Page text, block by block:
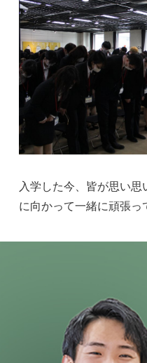
入学した今、皆が思い
に向かって一緒に頑張っ